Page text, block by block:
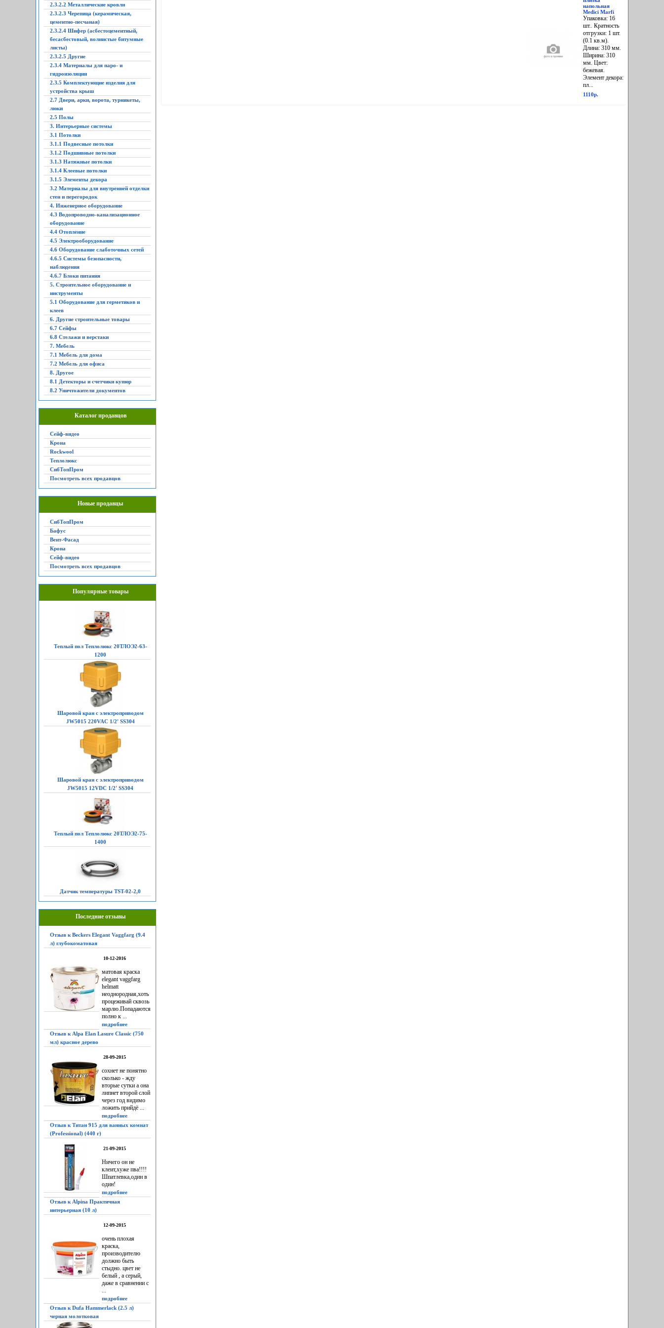
2.3.2.2 Металлические кровли
2.3.2.3 Черепица (керамическая,
цементно-песчаная)
2.3.2.4 Шифер (асбестоцементный,
бесасбестовый, волнистые битумные
листы)
2.3.2.5 Другие
2.3.4 Материалы для паро- и
гидроизоляции
2.3.5 Комплектующие изделия для
устройства крыш
2.7 Двери, арки, ворота, турникеты,
люки
2.5 Полы
3. Интерьерные системы
3.1 Потолки
3.1.1 Подвесные потолки
3.1.2 Подшивные потолки
3.1.3 Натяжные потолки
3.1.4 Клеевые потолки
3.1.5 Элементы декора
3.2 Материалы для внутренней отделки
стен и перегородок
4. Инженерное оборудование
4.3 Водопроводно-канализационное
оборудование
4.4 Отопление
4.5 Электрооборудование
4.6 Оборудование слаботочных сетей
4.6.5 Системы безопасности,
наблюдения
4.6.7 Блоки питания
5. Строительное оборудование и
инструменты
5.1 Оборудование для герметиков и
клеев
6. Другие строительные товары
6.7 Сейфы
6.8 Стелажи и верстаки
7. Мебель
7.1 Мебель для дома
7.2 Мебель для офиса
8. Другое
8.1 Детекторы и счетчики купюр
8.2 Уничтожители документов
Каталог продавцов
Сейф-видео
Крона
Rockwool
Теплолюкс
СибТопПром
Посмотреть всех продавцов
Новые продавцы
СибТопПром
Бафус
Вент-Фасад
Крона
Сейф-видео
Посмотреть всех продавцов
Популярные товары
Теплый пол Теплолюкс 20ТЛОЭ2-63-
1200
Шаровой кран с электроприводом
JW5015 220VAC 1/2' SS304
Шаровой кран с электроприводом
JW5015 12VDC 1/2' SS304
Теплый пол Теплолюкс 20ТЛОЭ2-75-
1400
Датчик температуры TST-02-2,0
Последние отзывы
Отзыв к Beckers Elegant Vaggfarg (9.4
л) глубокоматовая
10-12-2016
матовая краска
elegant vaggfarg
helmatt
неоднородная,хоть
процеживай сквозь
марлю.Попадаются
полно к ...
подробнее
Отзыв к Alpa Elan Lasure Classic (750
мл) красное дерево
28-09-2015
сохнет не понятно
сколько - жду
вторые сутки а она
липнет второй слой
через год видимо
ложить прийдё ...
подробнее
Отзыв к Титан 915 для ванных комнат
(Professional) (440 г)
21-09-2015
Ничего он не
клеит,хуже пва!!!!
Шпатлевка,один в
один!
подробнее
Отзыв к Alpina Практичная
интерьерная (10 л)
12-09-2015
очень плохая
краска,
производителю
должно быть
стыдно. цвет не
белый , а серый,
даже в сравнении с
...
подробнее
Отзыв к Dufa Hammerlack (2.5 л)
черная молотковая
напольная
Medici Marfi
Упаковка: 16
шт.. Кратность
отгрузки: 1 шт.
(0.1 кв.м).
Длина: 310 мм.
Ширина: 310
мм. Цвет:
бежевая.
Элемент декора:
пл...
1110р.